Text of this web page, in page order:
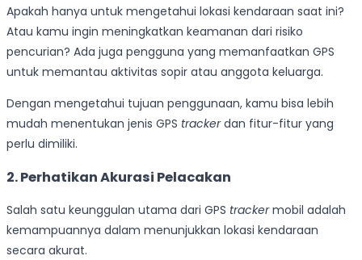
Apakah hanya untuk mengetahui lokasi kendaraan saat ini?
Atau kamu ingin meningkatkan keamanan dari risiko
pencurian? Ada juga pengguna yang memanfaatkan GPS
untuk memantau aktivitas sopir atau anggota keluarga.
Dengan mengetahui tujuan penggunaan, kamu bisa lebih
mudah menentukan jenis GPS trackerdan fitur-fitur yang
perlu dimiliki.
2. Perhatikan Akurasi Pelacakan
Salah satu keunggulan utama dari GPS trackermobil adalah
kemampuannya dalam menunjukkan lokasi kendaraan
secara akurat.